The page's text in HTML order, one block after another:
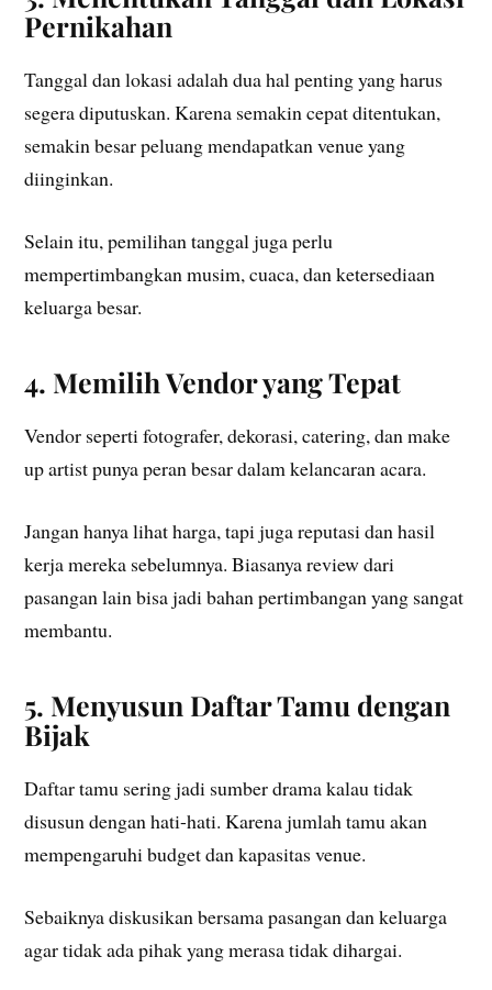
Pernikahan
Tanggal dan lokasi adalah dua hal penting yang harus
segera diputuskan. Karena semakin cepat ditentukan,
semakin besar peluang mendapatkan venue yang
diinginkan.
Selain itu, pemilihan tanggal juga perlu
mempertimbangkan musim, cuaca, dan ketersediaan
keluarga besar.
4. Memilih Vendor yang Tepat
Vendor seperti fotografer, dekorasi, catering, dan make
up artist punya peran besar dalam kelancaran acara.
Jangan hanya lihat harga, tapi juga reputasi dan hasil
kerja mereka sebelumnya. Biasanya review dari
pasangan lain bisa jadi bahan pertimbangan yang sangat
membantu.
5. Menyusun Daftar Tamu dengan
Bijak
Daftar tamu sering jadi sumber drama kalau tidak
disusun dengan hati-hati. Karena jumlah tamu akan
mempengaruhi budget dan kapasitas venue.
Sebaiknya diskusikan bersama pasangan dan keluarga
agar tidak ada pihak yang merasa tidak dihargai.